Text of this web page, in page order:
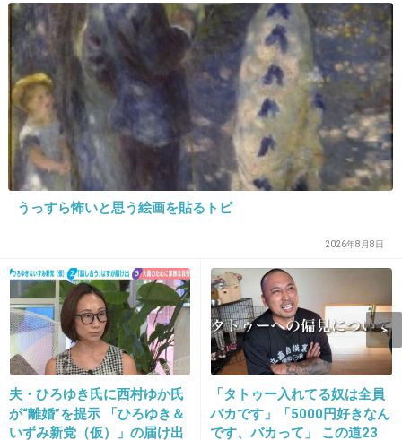
川口だけど〇〇さん家空き巣に入られたみたいよとか〇〇
さん家の〇〇ちゃん外国人の車ペタペタ触って半殺しにさ
れたみたいって感じの会話が日常だもん
1件の返信
+12 -3
15. 匿名2026/07/08(水) 11:39:26
+3 -0
うっすら怖いと思う絵画を貼るトピ
2026年8月8日
夫・ひろゆき氏に西村ゆか氏
が“離婚”を提示 「ひろゆき＆
いずみ新党（仮）」の届け出
「タトゥー入れてる奴は全員
バカです」「5000円好きなん
です、バカって」 この道23